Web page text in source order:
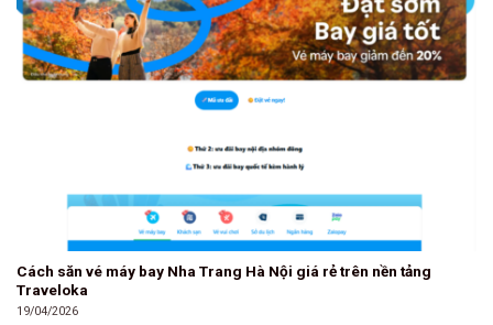
Cách săn vé máy bay Nha Trang Hà Nội giá rẻ trên nền tảng
Traveloka
19/04/2026